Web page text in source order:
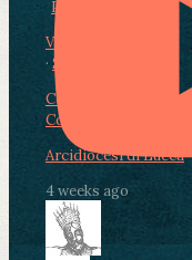
Photo
View on Facebook
· Share
Condividi su Facebook
Condividi su LinkedIn
Arcidiocesi di Lucca
4 weeks ago